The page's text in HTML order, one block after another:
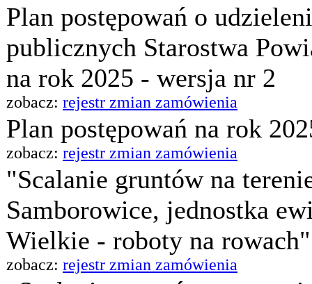
Plan postępowań o
publicznych Starostwa
na rok 2025 - wersja nr 2
zobacz: rejestr zmian zamówienia
Plan postępowań na rok
zobacz: rejestr zmian zamówienia
"Scalanie gruntów na
Samborowice, jednostka
Wielkie - roboty na
zobacz: rejestr zmian zamówienia